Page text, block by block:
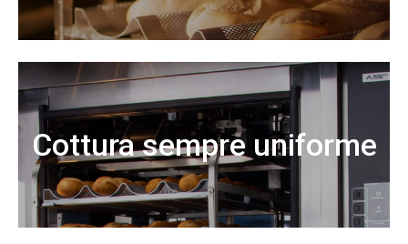
Cottura sempre uniforme